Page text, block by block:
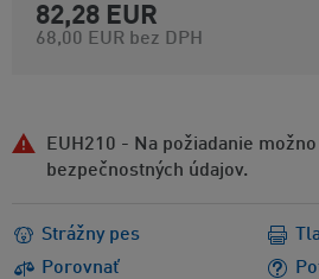
82,28 EUR
68,00 EUR bez DPH
EUH210 - Na požiadanie
bezpečnostných údajov.
Strážny pes
Porovnať